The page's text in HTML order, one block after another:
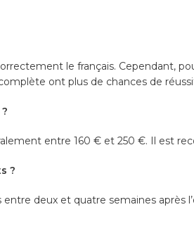
le français. Cependant,
ont plus de chances de
entre 160 € et 250 €. Il est
?
deux et quatre semaines